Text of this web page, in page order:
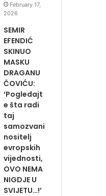
February 17,
2026
SEMIR
EFENDIĆ
SKINUO
MASKU
DRAGANU
ČOVIĆU:
‘Pogledajt
e šta radi
taj
samozvani
nositelj
evropskih
vijednosti,
OVO NEMA
NIGDJE U
SVIJETU…!’